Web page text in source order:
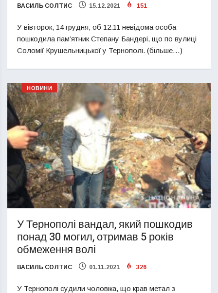
ВАСИЛЬ СОЛТИС 15.12.2021 151
У вівторок, 14 грудня, об 12.11 невідома особа
пошкодила пам’ятник Степану Бандері, що по вулиці
Соломії Крушельницької у Тернополі. (більше…)
НОВИНИ
У Тернополі вандал, який пошкодив
понад 30 могил, отримав 5 років
обмеження волі
ВАСИЛЬ СОЛТИС 01.11.2021 326
У Тернополі судили чоловіка, що крав метал з